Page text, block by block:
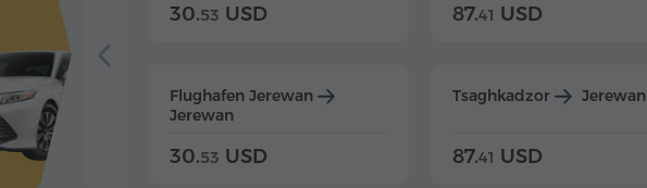
30.53 USD
Flughafen Jerewan
Jerewan
30.53 USD
87.41 USD
Tsaghkadzor Jerewan
87.41 USD